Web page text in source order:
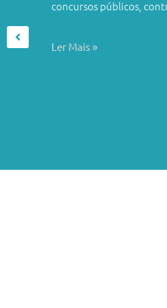
concursos públicos,
Ler Mais »